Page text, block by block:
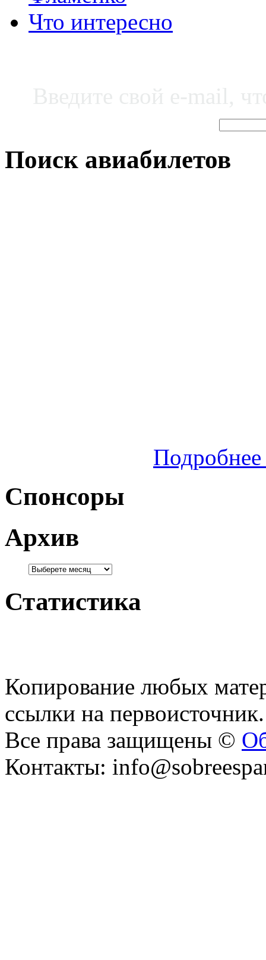
Что интересно
Поиск авиабилетов
Спонсоры
Архив
Статистика
Копирование любых
ссылки на первоисточник.
Все права защищены ©
Контакты: